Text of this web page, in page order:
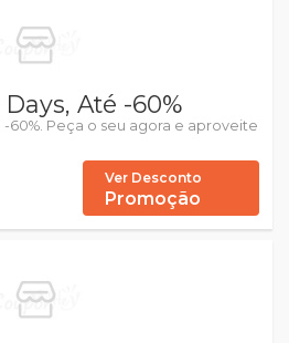
Até -60%
60%. Peça o seu agora e aproveite
Ver Desconto
Promoção